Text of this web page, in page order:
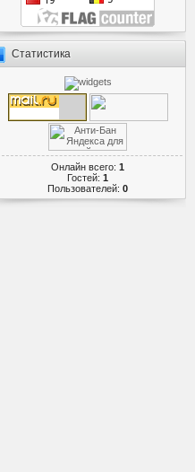
Статистика
Онлайн всего: 1
Гостей: 1
Пользователей: 0